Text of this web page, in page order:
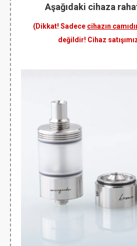
Aşağıdaki cihaza
(Dikkat! Sadece cihazın
değildir! Cihaz